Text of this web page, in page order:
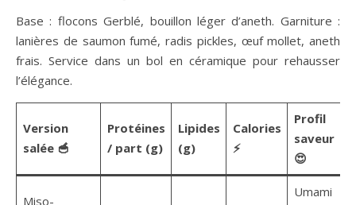
Base : flocons Gerblé, bouillon léger d’aneth. Garniture :
lanières de saumon fumé, radis pickles, œuf mollet, aneth
frais. Service dans un bol en céramique pour rehausser
l’élégance.
Version
salée 🥣
Protéines
/ part (g)
Lipides
(g)
Calories
⚡
Profil
saveur
😍
Miso-
Umami